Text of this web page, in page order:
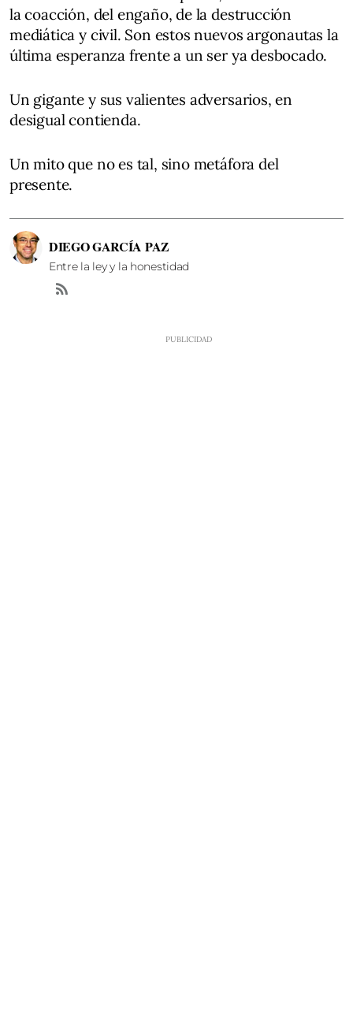
la coacción, del engaño, de la destrucción
mediática y civil. Son estos nuevos argonautas la
última esperanza frente a un ser ya desbocado.
Un gigante y sus valientes adversarios, en
desigual contienda.
Un mito que no es tal, sino metáfora del
presente.
DIEGO GARCÍA PAZ
Entre la ley y la honestidad